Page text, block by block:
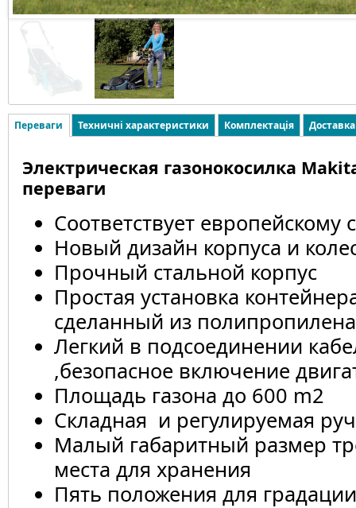
Переваги Техничні характеристики Комплектація
Электрическая газонокосилка
переваги
Соответствует европейскому
Новый дизайн корпуса и
Прочный стальной корпус
Простая установка
сделанный из
Легкий в подсоединении
,безопасное включение
Площадь газона до 600 m2
Складная и регулируемая
Малый габаритный размер
места для хранения
Пять положения для